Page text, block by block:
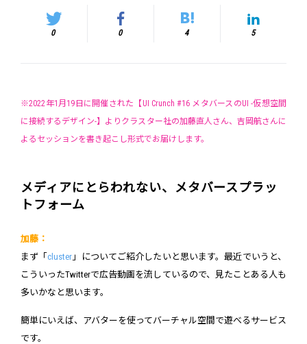
0 0 4 5
※2022年1月19日に開催された【UI Crunch #16 メタバースのUI -仮想空間
に接続するデザイン-】よりクラスター社の加藤直人さん、吉岡航さんに
よるセッションを書き起こし形式でお届けします。
メディアにとらわれない、メタバースプラッ
トフォーム
加藤：
まず「cluster 」についてご紹介したいと思います。最近でいうと、
こういったTwitterで広告動画を流しているので、見たことある人も
多いかなと思います。
簡単にいえば、アバターを使ってバーチャル空間で遊べるサービス
です。